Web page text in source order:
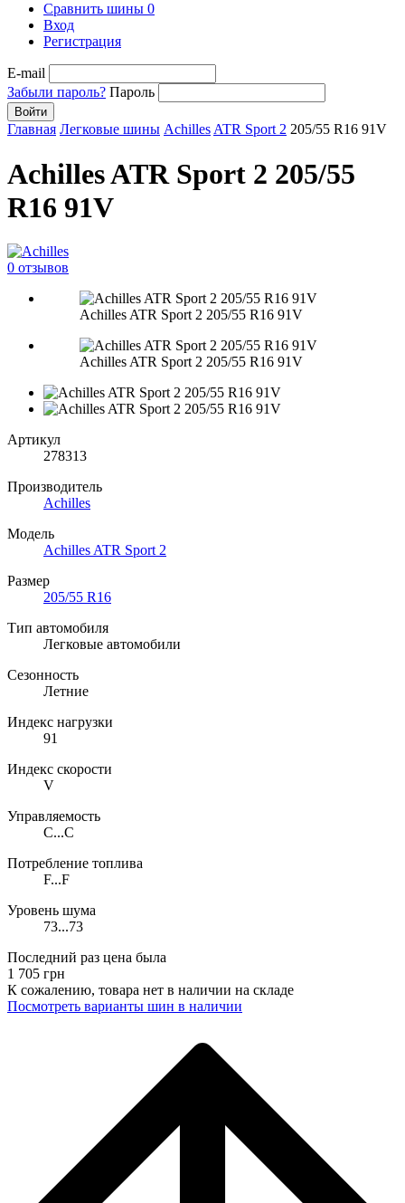
Сравнить шины 0
Вход
Регистрация
E-mail
Забыли пароль? Пароль
Войти
Главная Легковые шины AchillesATR Sport 2 205/55 R16 91V
Achilles ATR Sport 2 205/55
R16 91V
0 отзывов
Achilles ATR Sport 2 205/55 R16 91V
Achilles ATR Sport 2 205/55 R16 91V
Артикул
278313
Производитель
Achilles
Модель
Achilles ATR Sport 2
Размер
205/55 R16
Тип автомобиля
Легковые автомобили
Сезонность
Летние
Индекс нагрузки
91
Индекс скорости
V
Управляемость
C...C
Потребление топлива
F...F
Уровень шума
73...73
Последний раз цена была
1 705 грн
К сожалению, товара нет в наличии на складе
Поcмотреть варианты шин в наличии